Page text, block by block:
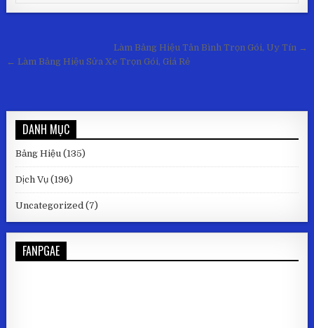
Điều hướng bài viếtLàm Bảng Hiệu Tân Bình Trọn Gói, Uy Tín →
← Làm Bảng Hiệu Sửa Xe Trọn Gói, Giá Rẻ
DANH MỤC
Bảng Hiệu (135)
Dịch Vụ (196)
Uncategorized (7)
FANPGAE